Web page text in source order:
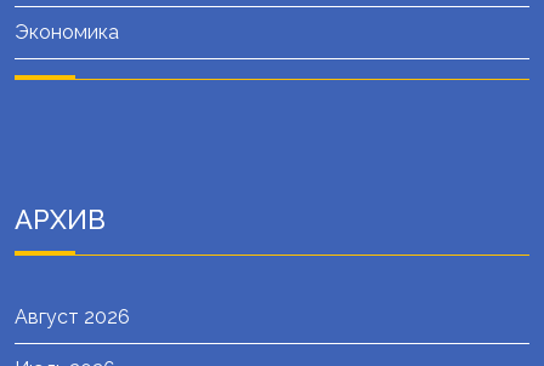
Экономика
АРХИВ
Август 2026